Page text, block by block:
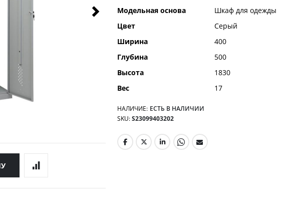
Модельная основа
Шкаф для одежды
Цвет
Серый
Ширина
400
Глубина
500
Высота
1830
Вес
17
НАЛИЧИЕ: ЕСТЬ В НАЛИЧИИ
SKU S23099403202